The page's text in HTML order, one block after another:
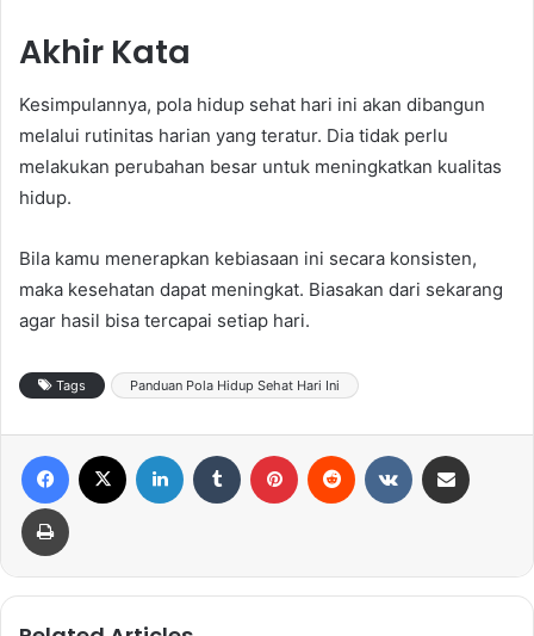
Akhir Kata
Kesimpulannya, pola hidup sehat hari ini akan dibangun
melalui rutinitas harian yang teratur. Dia tidak perlu
melakukan perubahan besar untuk meningkatkan kualitas
hidup.
Bila kamu menerapkan kebiasaan ini secara konsisten,
maka kesehatan dapat meningkat. Biasakan dari sekarang
agar hasil bisa tercapai setiap hari.
Tags Panduan Pola Hidup Sehat Hari Ini